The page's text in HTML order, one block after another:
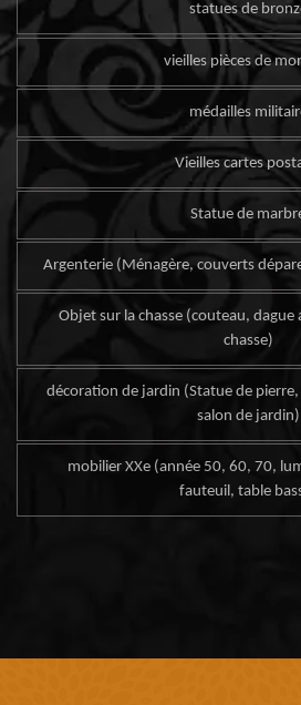
statues de
vieilles pièces de
médailles
Vieilles cartes
Statue de
Argenterie (Ménagère, couverts
Objet sur la chasse (couteau, dague
chasse)
décoration de jardin (Statue de
salon de jardin)
mobilier XXe (année 50, 60, 70,
fauteuil, table